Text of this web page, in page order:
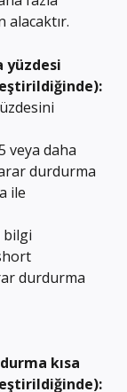
alacaktır.
yüzdesi
veya daha
durdurma
ile
bilgi
durdurma
kısa